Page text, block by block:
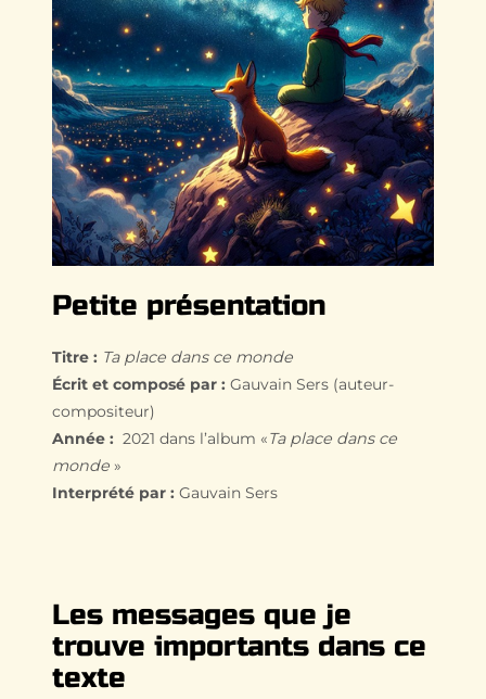
Petite présentation
Titre : Ta place dans ce monde
Écrit et composé par : Gauvain Sers (auteur-
compositeur)
Année : 2021 dans l’album «Ta place dans ce
monde »
Interprété par : Gauvain Sers
Les messages que je
trouve importants dans ce
texte